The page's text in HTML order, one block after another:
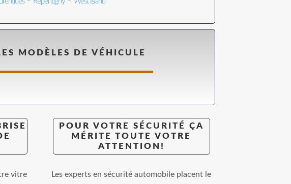
MODÈLES DE VÉHICULE
vitre
POUR VOTRE SÉCURITÉ ÇA
MÉRITE TOUTE VOTRE
ATTENTION!
Les experts en sécurité automobile placent le